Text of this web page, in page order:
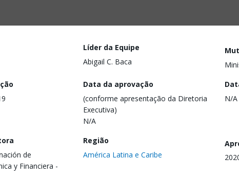
Líder da Equipe
Abigail C. Baca
Data da aprovação
(conforme apresentação da Diretoria
Executiva)
N/A
N/A
de
y Financiera -
Região
América Latina e Caribe